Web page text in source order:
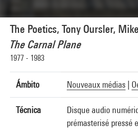
The Poetics, Tony Oursler,
The Carnal Plane
1977 - 1983
Ámbito Nouveaux médias
Técnica
Disque audio
prémasterisé pressé